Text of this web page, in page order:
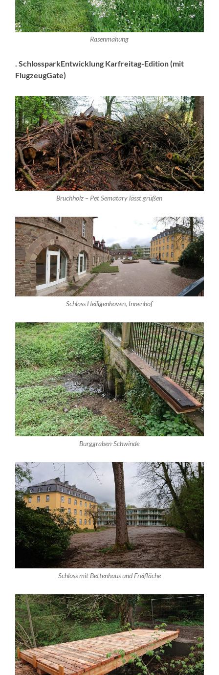
Rasenmähung
. SchlossparkEntwicklung Karfreitag-Edition (mit
FlugzeugGate)
Bruchholz – Pet Sematary lässt grüßen
Schloss Heiligenhoven, Innenhof
Burggraben-Schwinde
Schloss mit Bettenhaus und Freifläche